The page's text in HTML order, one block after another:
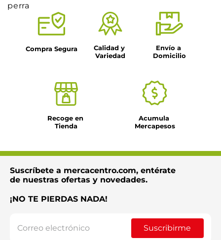
perra
Compra Segura
Calidad y
Variedad
Envío a
Domicilio
Recoge en
Tienda
Acumula
Mercapesos
Suscríbete a mercacentro.com, entérate
de nuestras ofertas y novedades.
¡NO TE PIERDAS NADA!
Suscribirme